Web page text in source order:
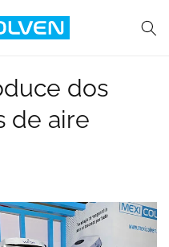
dos
de aire